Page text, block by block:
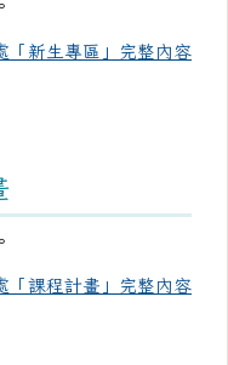
「新生專區」完整內容
「課程計畫」完整內容